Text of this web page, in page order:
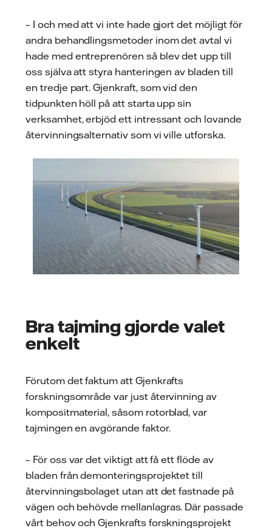
– I och med att vi inte hade gjort det möjligt för
andra behandlingsmetoder inom det avtal vi
hade med entreprenören så blev det upp till
oss själva att styra hanteringen av bladen till
en tredje part. Gjenkraft, som vid den
tidpunkten höll på att starta upp sin
verksamhet, erbjöd ett intressant och lovande
återvinningsalternativ som vi ville utforska.
Bra tajming gjorde valet
enkelt
Förutom det faktum att Gjenkrafts
forskningsområde var just återvinning av
kompositmaterial, såsom rotorblad, var
tajmingen en avgörande faktor.
– För oss var det viktigt att få ett flöde av
bladen från demonteringsprojektet till
återvinningsbolaget utan att det fastnade på
vägen och behövde mellanlagras. Där passade
vårt behov och Gjenkrafts forskningsprojekt